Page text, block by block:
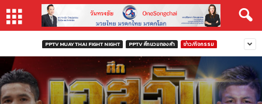
PPTV MUAY THAI FIGHT NIGHT PPTV ศึกนวมทองคำ ข่าว/กิจกรรม